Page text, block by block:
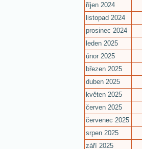
říjen 2024
listopad 2024
prosinec 2024
leden 2025
únor 2025
březen 2025
duben 2025
květen 2025
červen 2025
červenec 2025
srpen 2025
září 2025